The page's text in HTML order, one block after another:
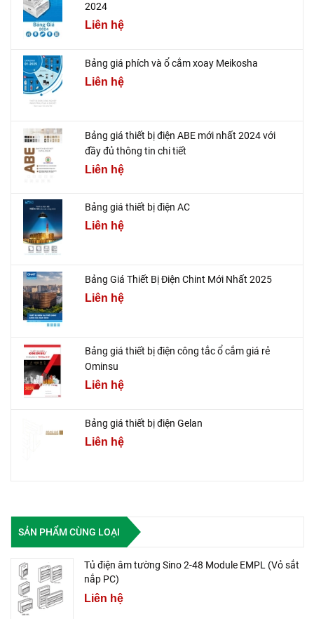
2024
Liên hệ
Bảng giá phích và ổ cắm xoay Meikosha
Liên hệ
Bảng giá thiết bị điện ABE mới nhất 2024 với
đầy đủ thông tin chi tiết
Liên hệ
Bảng giá thiết bị điện AC
Liên hệ
Bảng Giá Thiết Bị Điện Chint Mới Nhất 2025
Liên hệ
Bảng giá thiết bị điện công tắc ổ cắm giá rẻ
Ominsu
Liên hệ
Bảng giá thiết bị điện Gelan
Liên hệ
SẢN PHẨM CÙNG LOẠI
Tủ điện âm tường Sino 2-48 Module EMPL (Vỏ sắt
nắp PC)
Liên hệ